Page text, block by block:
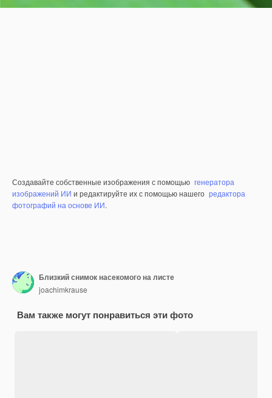
Создавайте собственные изображения с помощью генератора
изображений ИИ и редактируйте их с помощью нашего редактора
фотографий на основе ИИ.
Близкий снимок насекомого на листе
joachimkrause
Вам также могут понравиться эти фото